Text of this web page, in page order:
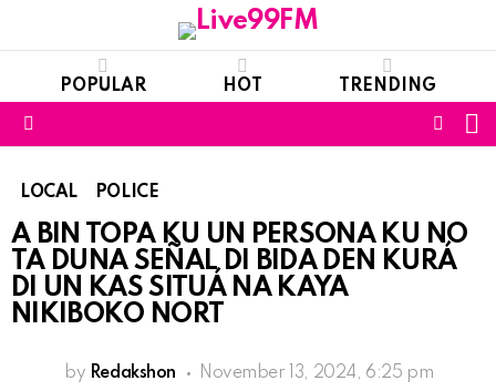
POPULAR HOT TRENDING
LOCAL POLICE
A BIN TOPA KU UN PERSONA KU NO
TA DUNA SEÑAL DI BIDA DEN KURÁ
DI UN KAS SITUÁ NA KAYA
NIKIBOKO NORT
by Redakshon November 13, 2024, 6:25 pm